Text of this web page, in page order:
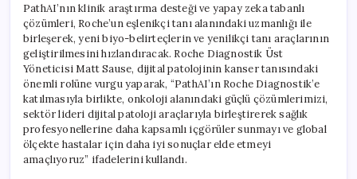
PathAI’nın klinik araştırma desteği ve yapay zeka tabanlı
çözümleri, Roche’un eşlenikçi tanı alanındaki uzmanlığı ile
birleşerek, yeni biyo-belirteçlerin ve yenilikçi tanı araçlarının
geliştirilmesini hızlandıracak. Roche Diagnostik Üst
Yöneticisi Matt Sause, dijital patolojinin kanser tanısındaki
önemli rolüne vurgu yaparak, “PathAI’ın Roche Diagnostik’e
katılmasıyla birlikte, onkoloji alanındaki güçlü çözümlerimizi,
sektör lideri dijital patoloji araçlarıyla birleştirerek sağlık
profesyonellerine daha kapsamlı içgörüler sunmayı ve global
ölçekte hastalar için daha iyi sonuçlar elde etmeyi
amaçlıyoruz” ifadelerini kullandı.